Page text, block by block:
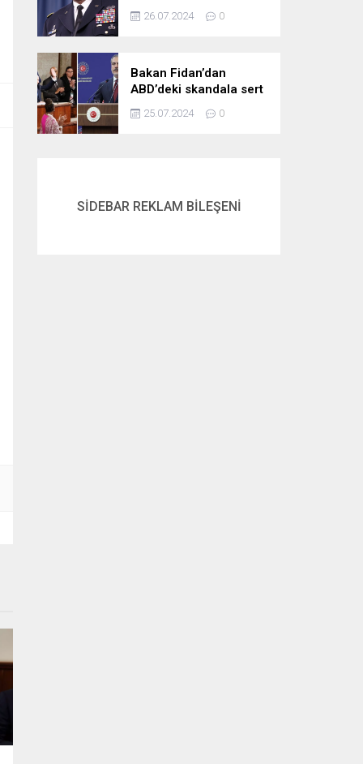
Rusya uçaklarının
birlikte uçtuğunu
26.07.2024 0
Bakan Fidan’dan
ABD’deki skandala sert
tepki: Netanyahu’yu
alkışlayanlar eli kanlı
25.07.2024 0
SİDEBAR REKLAM BİLEŞENİ